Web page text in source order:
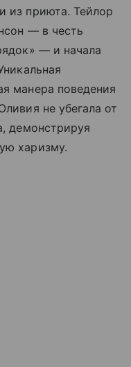
из приюта. Тейлор
— в честь
— и начала
манера поведения
не убегала от
демонстрируя
харизму.